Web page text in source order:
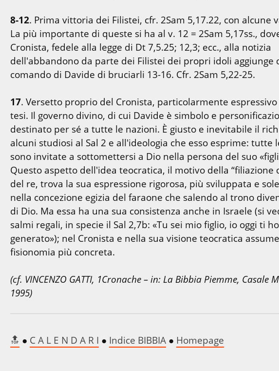
8-12. Prima vittoria dei Filistei, cfr. 2Sam 5,17.22, con alcune
La più importante di queste si ha al v. 12 = 2Sam 5,17ss.,
Cronista, fedele alla legge di Dt 7,5.25; 12,3; ecc., alla notizia
dell'abbandono da parte dei Filistei dei propri idoli aggiunge
comando di Davide di bruciarli 13-16. Cfr. 2Sam 5,22-25.
17. Versetto proprio del Cronista, particolarmente
tesi. Il governo divino, di cui Davide è simbolo e
destinato per sé a tutte le nazioni. È giusto e inevitabile il
alcuni studiosi al Sal 2 e all'ideologia che esso esprime: tutte
sono invitate a sottomettersi a Dio nella persona del suo
Questo aspetto dell'idea teocratica, il motivo della “filiazione
del re, trova la sua espressione rigorosa, più sviluppata e
nella concezione egizia del faraone che salendo al trono
di Dio. Ma essa ha una sua consistenza anche in Israele (si
salmi regali, in specie il Sal 2,7b: «Tu sei mio figlio, io oggi ti ho
generato»); nel Cronista e nella sua visione teocratica
fisionomia più concreta.
(cf. VINCENZO GATTI, 1Cronache – in: La Bibbia Piemme, Casale
1995)
🔝 ● C A L E N D A R I ● Indice BIBBIA ● Homepage